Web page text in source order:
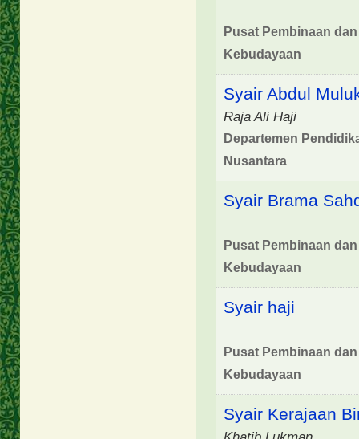
Pusat Pembinaan
Kebudayaan
Syair Abdul
Raja Ali Haji
Departemen
Nusantara
Syair Brama
Pusat Pembinaan
Kebudayaan
Syair haji
Pusat Pembinaan
Kebudayaan
Syair Kerajaan